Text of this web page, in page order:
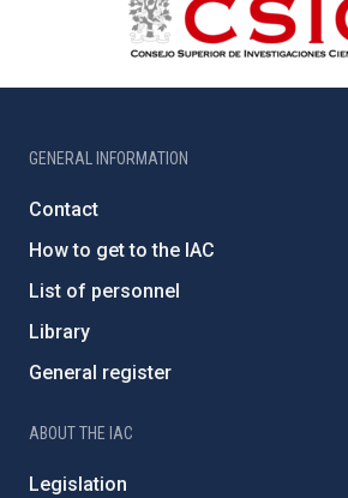
GENERAL INFORMATION
Contact
How to get to the IAC
List of personnel
Library
General register
ABOUT THE IAC
Legislation